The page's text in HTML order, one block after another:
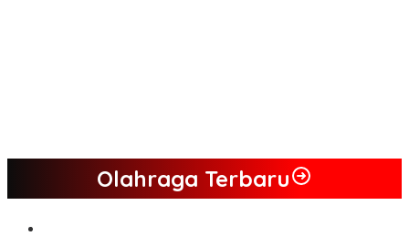
Olahraga Terbaru